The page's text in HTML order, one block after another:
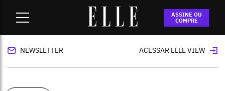
ASSINE OU
COMPRE
De Anitta a Ana Castela, o “feat” domina o
mercado musical brasileiro
NEWSLETTER ACESSAR ELLE VIEW